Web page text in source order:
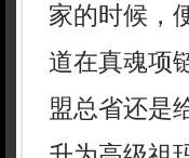
家的时候，
道在真魂项
盟总省还是